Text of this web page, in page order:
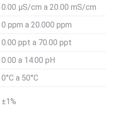
0.00 µS/cm a 20.00 mS/cm
0 ppm a 20.000 ppm
0.00 ppt a 70.00 ppt
0.00 a 14.00 pH
0°C a 50°C
±1%